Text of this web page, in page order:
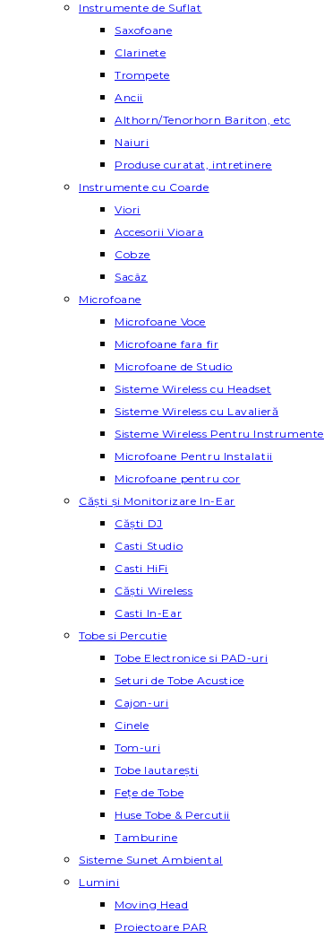
Instrumente de Suflat
Saxofoane
Clarinete
Trompete
Ancii
Althorn/Tenorhorn Bariton, etc
Naiuri
Produse curatat, intretinere
Instrumente cu Coarde
Viori
Accesorii Vioara
Cobze
Sacâz
Microfoane
Microfoane Voce
Microfoane fara fir
Microfoane de Studio
Sisteme Wireless cu Headset
Sisteme Wireless cu Lavalieră
Sisteme Wireless Pentru Instrumente
Microfoane Pentru Instalatii
Microfoane pentru cor
Căști și Monitorizare In-Ear
Căști DJ
Casti Studio
Casti HiFi
Căști Wireless
Casti In-Ear
Tobe si Percutie
Tobe Electronice si PAD-uri
Seturi de Tobe Acustice
Cajon-uri
Cinele
Tom-uri
Tobe lautareşti
Fețe de Tobe
Huse Tobe & Percutii
Tamburine
Sisteme Sunet Ambiental
Lumini
Moving Head
Proiectoare PAR